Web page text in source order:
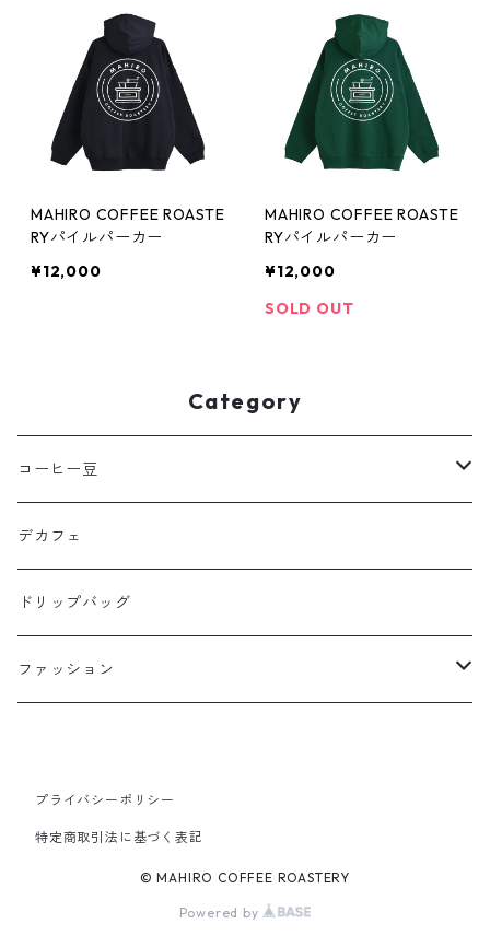
MAHIRO COFFEE ROASTE
RYパイルパーカー
¥12,000
MAHIRO COFFEE ROASTE
RYパイルパーカー
¥12,000
SOLD OUT
Category
コーヒー豆
100g
200g
デカフェ
ドリップバッグ
ファッション
ジップ有り：裏起毛
Tシャツ
プライバシーポリシー
特定商取引法に基づく表記
© MAHIRO COFFEE ROASTERY
Powered by